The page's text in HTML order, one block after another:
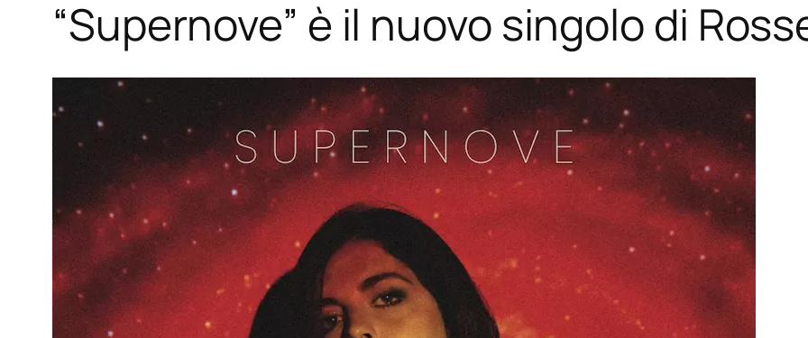
“Supernove” è il nuovo singolo di